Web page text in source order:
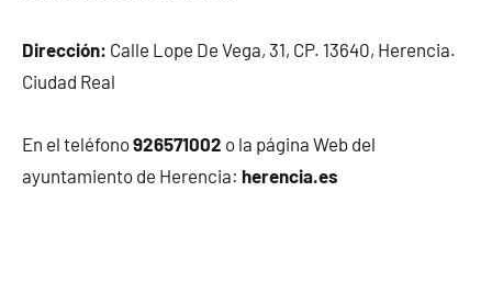
Dirección: Calle Lope De Vega, 31, CP. 13640, Herencia.
Ciudad Real
En el teléfono926571002 o la página Web del
ayuntamiento de Herencia: herencia.es